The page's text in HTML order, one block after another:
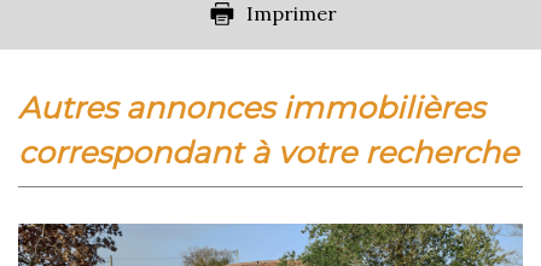
Imprimer
autres annonces immobilières
correspondant à votre recherche